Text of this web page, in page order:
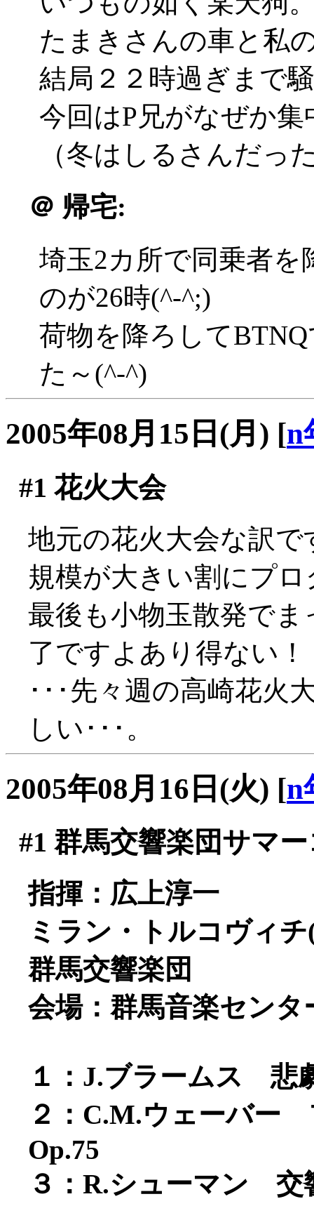
たまきさんの車と私
結局２２時過ぎまで
今回はP兄がなぜか
（冬はしるさんだっ
＠ 帰宅:
埼玉2カ所で同乗者
のが26時(^-^;)
荷物を降ろして
た～(^-^)
2005年08月15日(月) [n
#1 花火大会
地元の花火大会な訳で
規模が大きい割にプ
最後も小物玉散発で
了ですよあり得ない！
･･･先々週の高崎花火
しい･･･。
2005年08月16日(火) [n
#1 群馬交響楽団サマ
指揮：広上淳一
ミラン・トルコヴィ
群馬交響楽団
会場：群馬音楽センタ
１：J.ブラームス 悲
２：C.M.ウェーバー
Op.75
３：R.シューマン 交